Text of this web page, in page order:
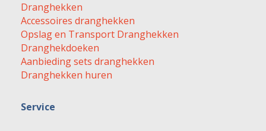
Dranghekken
Accessoires dranghekken
Opslag en Transport Dranghekken
Dranghekdoeken
Aanbieding sets dranghekken
Dranghekken huren
Service